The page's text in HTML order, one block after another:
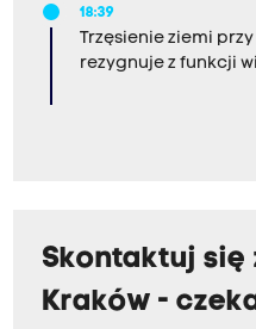
18:39
Trzęsienie ziemi przy
rezygnuje z funkcji
Skontaktuj się
Kraków -